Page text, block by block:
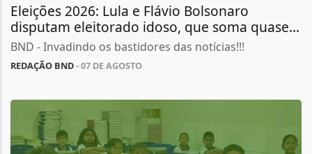
Eleições 2026: Lula e Flávio Bolsonaro
disputam eleitorado idoso, que soma quase...
BND - Invadindo os bastidores das notícias!!!
REDAÇÃO BND- 07 DE AGOSTO